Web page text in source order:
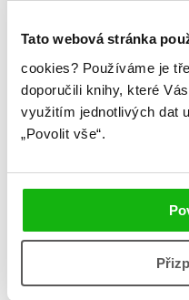
Tato webová stránka
cookies? Používáme je
doporučili knihy, které
využitím jednotlivých dat
„Povolit vše“.
Série:
Odvaha letět
#prostarší
Láska může bolet, ale i
série od autorky